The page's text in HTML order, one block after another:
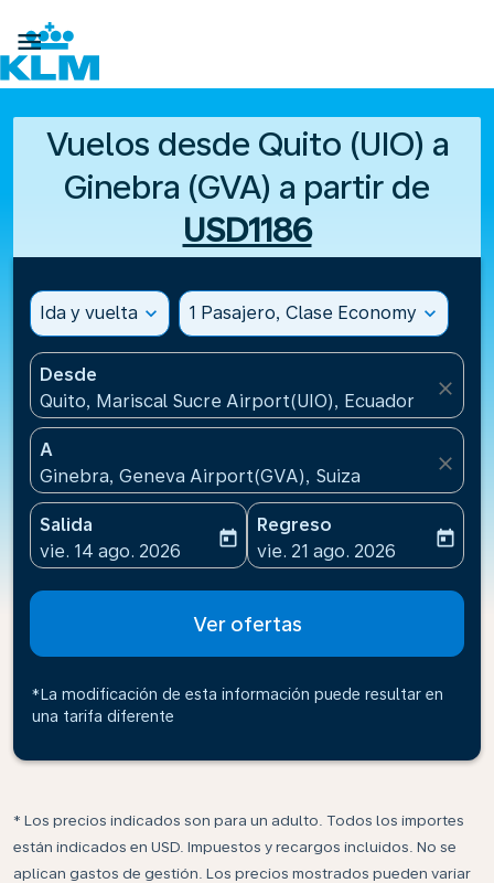

Vuelos desde Quito (UIO) a
Ginebra (GVA) a partir de
USD1186
Ida y vuelta expand_more 1 Pasajero, Clase Economy expand_more
Desde
Quito, Mariscal Sucre Airport(UIO), Ecuador
close
A
Ginebra, Geneva Airport(GVA), Suiza
close
Salida
fc-booking-departure-date-aria-label
vie. 14 ago. 2026
today
Regreso
fc-booking-return-date-
vie. 21 ago. 2026
today
Ver ofertas
*La modificación de esta información puede resultar en
una tarifa diferente
* Los precios indicados son para un adulto. Todos los importes
están indicados en USD. Impuestos y recargos incluidos. No se
aplican gastos de gestión. Los precios mostrados pueden variar